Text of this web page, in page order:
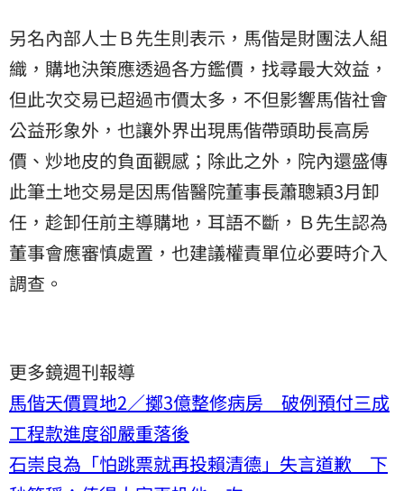
另名內部人士Ｂ先生則表示，馬偕是財團法人組
織，購地決策應透過各方鑑價，找尋最大效益，
但此次交易已超過市價太多，不但影響馬偕社會
公益形象外，也讓外界出現馬偕帶頭助長高房
價、炒地皮的負面觀感；除此之外，院內還盛傳
此筆土地交易是因馬偕醫院董事長蕭聰穎3月卸
任，趁卸任前主導購地，耳語不斷，Ｂ先生認為
董事會應審慎處置，也建議權責單位必要時介入
調查。
更多鏡週刊報導
馬偕天價買地2／擲3億整修病房 破例預付三成
工程款進度卻嚴重落後
石崇良為「怕跳票就再投賴清德」失言道歉 下